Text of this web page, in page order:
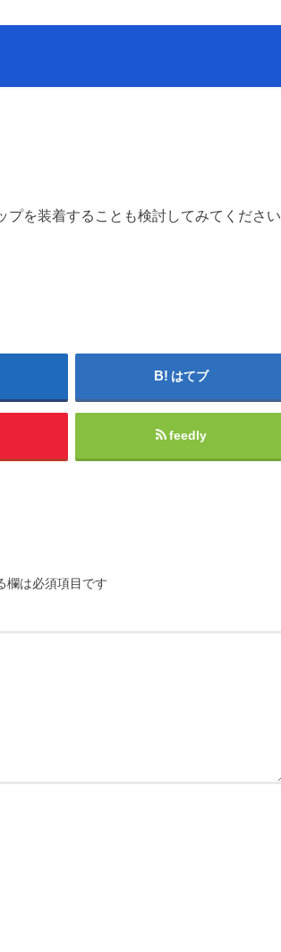
を装着することも検討してみてください
はてブ
feedly
欄は必須項目です